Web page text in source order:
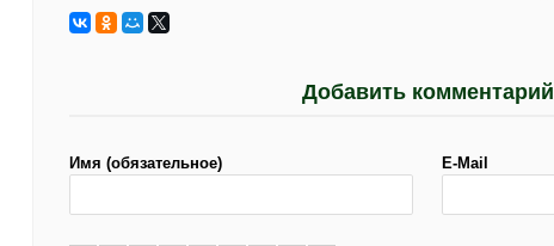
Добавить комментарий
Имя (обязательное) E-Mail